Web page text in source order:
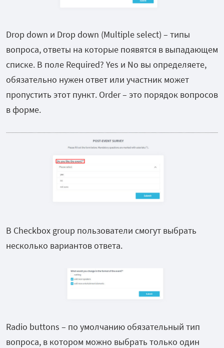
Drop down и Drop down (Multiple select) – типы
вопроса, ответы на которые появятся в выпадающем
списке. В поле Required? Yes и No вы определяете,
обязательно нужен ответ или участник может
пропустить этот пункт. Order – это порядок вопросов
в форме.
В Checkbox group пользователи смогут выбрать
несколько вариантов ответа.
Radio buttons – по умолчанию обязательный тип
вопроса, в котором можно выбрать только один